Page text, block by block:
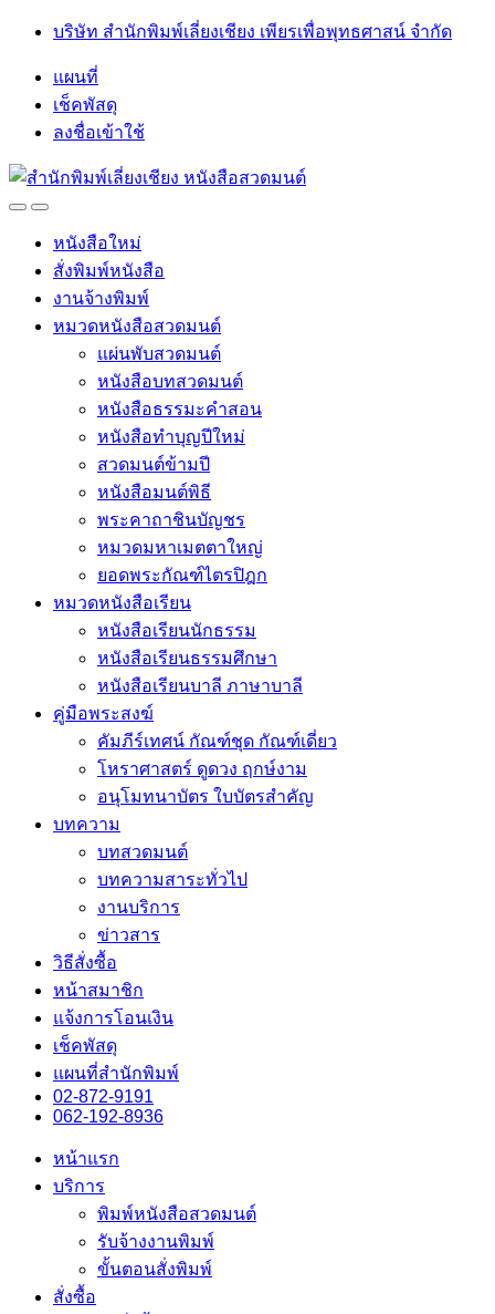
Skip
navigation
Skip
บริษัท สำนักพิมพ์เลี่ยงเชียง เพียรเพื่อพุทธศาสน์ จำกัด
แผนที่
เช็คพัสดุ
ลงชื่อเข้าใช้
OpenClose
หนังสือใหม่
สั่งพิมพ์หนังสือ
งานจ้างพิมพ์
หมวดหนังสือสวดมนต์
แผ่นพับสวดมนต์
หนังสือบทสวดมนต์
หนังสือธรรมะคำสอน
หนังสือทำบุญปีใหม่
สวดมนต์ข้ามปี
หนังสือมนต์พิธี
พระคาถาชินบัญชร
หมวดมหาเมตตาใหญ่
ยอดพระกัณฑ์ไตรปิฎก
หมวดหนังสือเรียน
หนังสือเรียนนักธรรม
หนังสือเรียนธรรมศึกษา
หนังสือเรียนบาลี ภาษาบาลี
คู่มือพระสงฆ์
คัมภีร์เทศน์ กัณฑ์ชุด กัณฑ์เดี่ยว
โหราศาสตร์ ดูดวง ฤกษ์งาม
อนุโมทนาบัตร ใบบัตรสำคัญ
บทความ
บทสวดมนต์
บทความสาระทั่วไป
งานบริการ
ข่าวสาร
วิธีสั่งซื้อ
หน้าสมาชิก
แจ้งการโอนเงิน
เช็คพัสดุ
แผนที่สำนักพิมพ์
02-872-9191
062-192-8936
หน้าแรก
บริการ
พิมพ์หนังสือสวดมนต์
รับจ้างงานพิมพ์
ขั้นตอนสั่งพิมพ์
สั่งซื้อ